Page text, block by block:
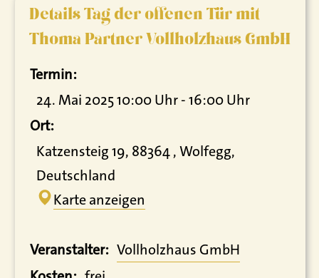
Details Tag der offenen Tür mit
Thoma Partner Vollholzhaus GmbH
Termin:
24. Mai 2025 10:00 Uhr - 16:00 Uhr
Ort:
Katzensteig 19, 88364 , Wolfegg,
Deutschland
Karte anzeigen
Veranstalter: Vollholzhaus GmbH